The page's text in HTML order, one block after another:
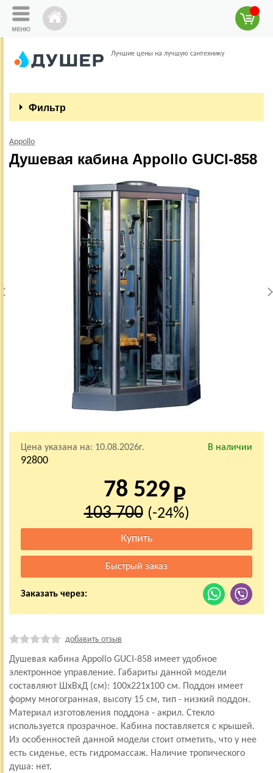
Лучшие цены на лучшую сантехнику
Фильтр
Appollo
Душевая кабина Appollo GUCI-858
Цена указана на: 10.08.2026г. В наличии
92800
78 529
103 700 (-24%)
Заказать через:
добавить отзыв
Душевая кабина Appollo GUCI-858 имеет удобное
электронное управление. Габариты данной модели
составляют ШхВхД (см): 100x221x100 см. Поддон имеет
форму многогранная, высоту 15 см, тип - низкий поддон.
Материал изготовления поддона - акрил. Стекло
используется прозрачное. Кабина поставляется с крышей.
Из особенностей данной модели стоит отметить, что у нее
есть сиденье, есть гидромассаж. Наличие тропического
душа: нет.